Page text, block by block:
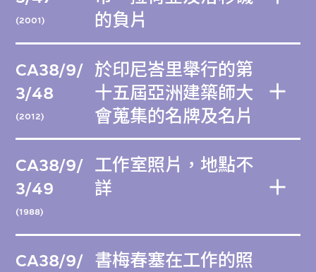
(2001)
的負片
CA38/9/
3/48
(2012)
於印尼峇里舉行的第
十五屆亞洲建築師大
會蒐集的名牌及名片
CA38/9/
3/49
(1988)
工作室照片，地點不
詳
CA38/9/
書梅春塞在工作的照